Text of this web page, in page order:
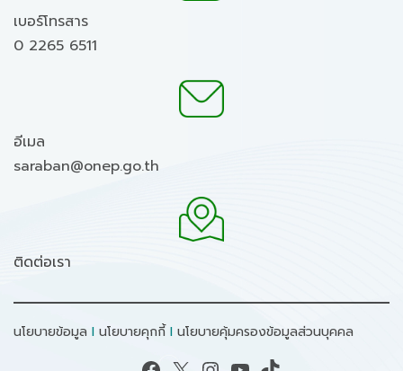
เบอร์โทรสาร
0 2265 6511
อีเมล
saraban@onep.go.th
ติดต่อเรา
นโยบายข้อมูล I นโยบายคุกกี้ I นโยบายคุ้มครองข้อมูลส่วนบุคคล